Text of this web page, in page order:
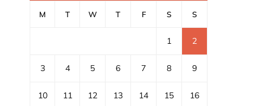
M T W T F S S
1 2
3 4 5 6 7 8 9
10 11 12 13 14 15 16